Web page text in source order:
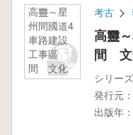
高靈～星
州間國道4
車路建設
工事區
間 文化
遺蹟地表
考古
高靈
間 文
シリーズ
発行元：
出版年：